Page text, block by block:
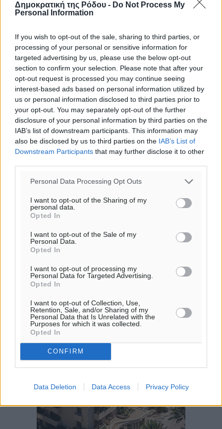
Δημοκρατική της Ρόδου - Do Not Process My
Personal Information
If you wish to opt-out of the sale, sharing to third parties, or
processing of your personal or sensitive information for
targeted advertising by us, please use the below opt-out
section to confirm your selection. Please note that after your
opt-out request is processed you may continue seeing
interest-based ads based on personal information utilized by
us or personal information disclosed to third parties prior to
your opt-out. You may separately opt-out of the further
disclosure of your personal information by third parties on the
IAB’s list of downstream participants. This information may
also be disclosed by us to third parties on the IAB’s List of
Downstream Participants that may further disclose it to other
Personal Data Processing Opt Outs
I want to opt-out of the Sharing of my
personal data.
Opted In
I want to opt-out of the Sale of my
Personal Data.
Opted In
I want to opt-out of processing my
Personal Data for Targeted Advertising.
Opted In
I want to opt-out of Collection, Use,
Retention, Sale, and/or Sharing of my
Personal Data that Is Unrelated with the
Purposes for which it was collected.
Opted In
CONFIRM
Data Deletion Data Access Privacy Policy
28 °
αίθριος καιρός
78%
5km/h
Δ-ΝΔ
27°/ 28
06:18
20:06
πρόγνωση:
29°